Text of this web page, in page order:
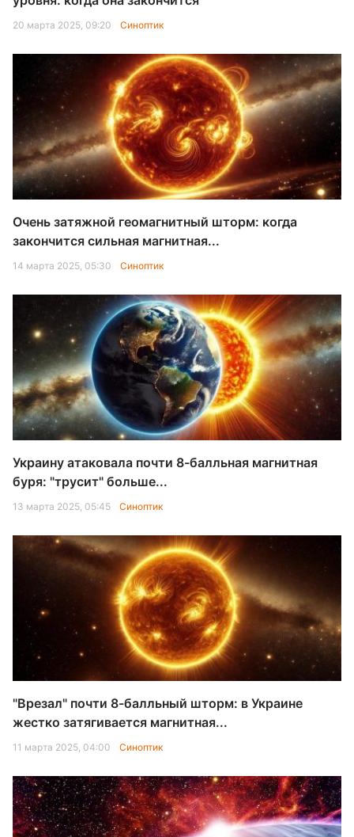
20 марта 2025, 09:20 Синоптик
Очень затяжной геомагнитный шторм: когда
закончится сильная магнитная...
14 марта 2025, 05:30 Синоптик
Украину атаковала почти 8-балльная магнитная
буря: "трусит" больше...
13 марта 2025, 05:45 Синоптик
"Врезал" почти 8-балльный шторм: в Украине
жестко затягивается магнитная...
11 марта 2025, 04:00 Синоптик